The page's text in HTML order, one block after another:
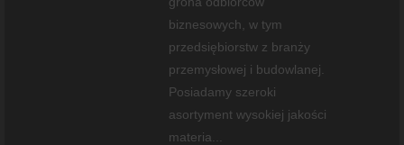
biznesowych, w tym
przedsiębiorstw z branży
przemysłowej i budowlanej.
Posiadamy szeroki
asortyment wysokiej jakości
materia...